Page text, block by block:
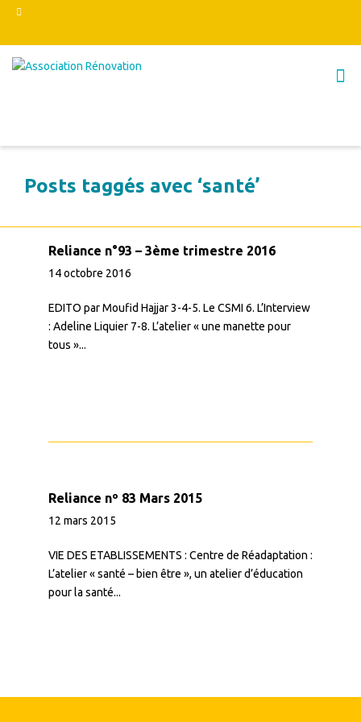
Posts taggés avec ‘santé’
Reliance n°93 – 3ème trimestre 2016
14 octobre 2016
EDITO par Moufid Hajjar 3-4-5. Le CSMI 6. L’Interview
: Adeline Liquier 7-8. L’atelier « une manette pour
tous »...
Reliance nº 83 Mars 2015
12 mars 2015
VIE DES ETABLISSEMENTS : Centre de Réadaptation :
L’atelier « santé – bien être », un atelier d’éducation
pour la santé...